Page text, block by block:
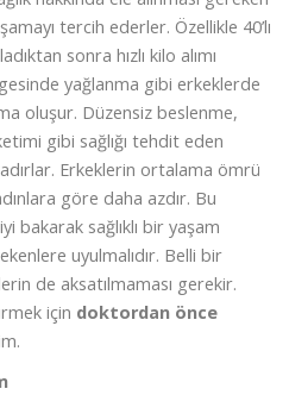
tercih ederler. Özellikle 40’lı
sonra hızlı kilo alımı
yağlanma gibi erkeklerde
oluşur. Düzensiz beslenme,
gibi sağlığı tehdit eden
Erkeklerin ortalama ömrü
göre daha azdır. Bu
bakarak sağlıklı bir yaşam
uyulmalıdır. Belli bir
de aksatılmaması gerekir.
için doktordan önce